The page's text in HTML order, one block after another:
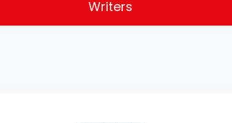
Writers